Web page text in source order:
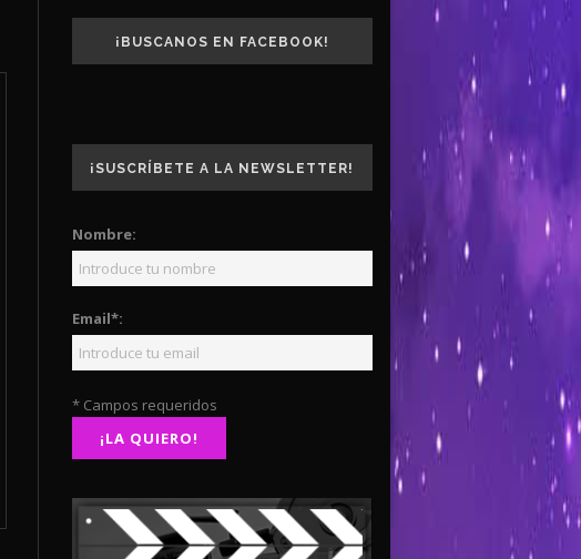
¡BUSCANOS EN FACEBOOK!
¡SUSCRÍBETE A LA NEWSLETTER!
Nombre:
Email*:
* Campos requeridos